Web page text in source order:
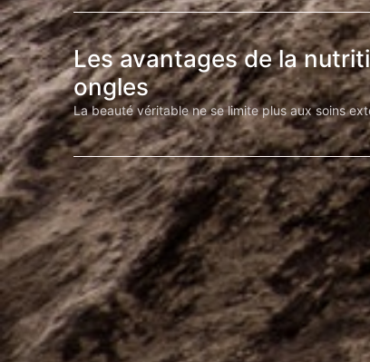
Les avantages de la
ongles
La beauté véritable ne se limite plus aux soins